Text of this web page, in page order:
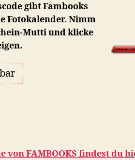
gibt Fambooks
Fotokalender. Nimm
Mutti und klicke
vonFAMBOOKS findest du